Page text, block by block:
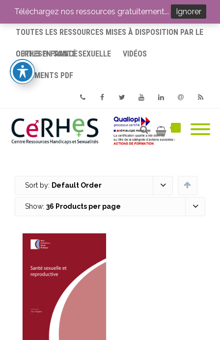
ACCUEIL
TOUTES LES RESSOURCES MISES À DISPOSITION PAR LE
CERHES® FRANCE
OUTILS EN SANTÉ SEXUELLE VIDÉOS
DOCUMENTS PDF
PhoneFacebookTwitterYoutube
Sort by: Default Order
Show: 36 Products per page
Téléchargez nos ressources gratuitement... Ignorer